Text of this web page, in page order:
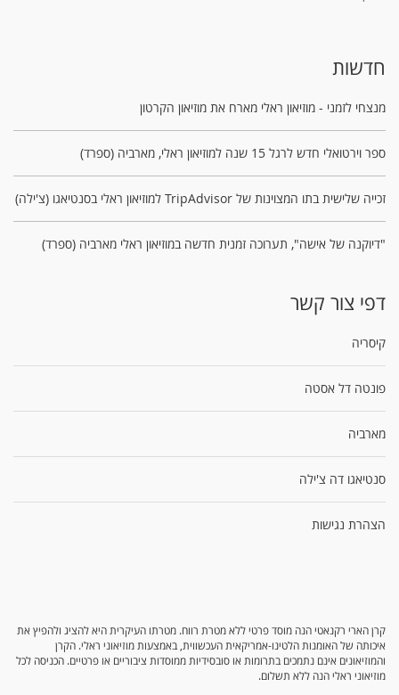
חדשות
מנצחי לזמני - מוזיאון ראלי מארח את מוזיאון הקרטון
ספר וירטואלי חדש לרגל 15 שנה למוזיאון ראלי, מארביה (ספרד)
זכייה שלישית בתו המצוינות של TripAdvisor למוזיאון ראלי בסנטיאגו (צ'ילה)
"דיוקנה של אישה", תערוכה זמנית חדשה במוזיאון ראלי מארביה (ספרד)
דפי צור קשר
קיסריה
פונטה דל אסטה
מארביה
סנטיאגו דה צ'ילה
הצהרת נגישות
קרן הארי רקנאטי הנה מוסד פרטי ללא מטרת רווח. מטרתו העיקרית היא להציג ולהפיץ את
איכותה של האומנות הלטינו-אמריקאית העכשווית, באמצעות מוזיאוני ראלי. הקרן
והמוזיאונים אינם נתמכים בתרומות או סובסידיות ממוסדות ציבוריים או פרטיים. הכניסה לכל
מוזיאוני ראלי הנה ללא תשלום.